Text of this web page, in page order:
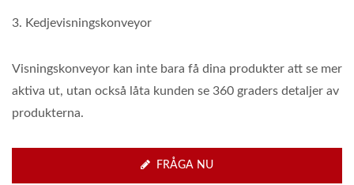
3. Kedjevisningskonveyor
Visningskonveyor kan inte bara få dina produkter att se mer
aktiva ut, utan också låta kunden se 360 graders detaljer av
produkterna.
FRÅGA NU